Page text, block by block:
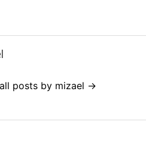
posts by mizael →